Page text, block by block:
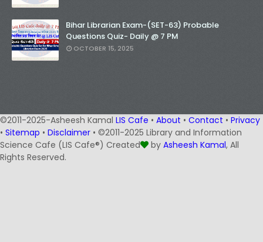
Bihar Librarian Exam-(SET-63) Probable
Questions Quiz- Daily @ 7 PM
OCTOBER 15, 2025
©2011-2025-Asheesh Kamal LIS Cafe • About • Contact • Privacy
• Sitemap • Disclaimer • ©2011-2025 Library and Information
Science Cafe (LIS Cafe®) Created
by Asheesh Kamal, All
Rights Reserved.